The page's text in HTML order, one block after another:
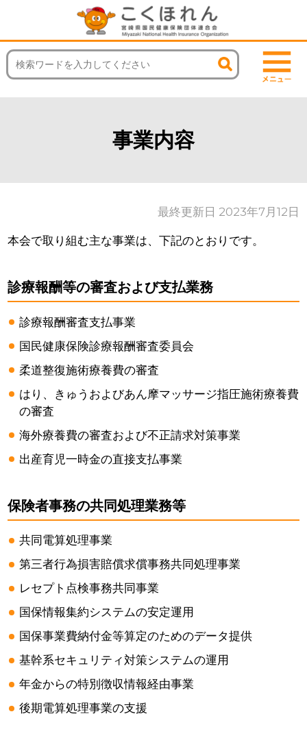
事業内容
最終更新日 2023年7月12日
本会で取り組む主な事業は、下記のとおりです。
診療報酬等の審査および支払業務
診療報酬審査支払事業
国民健康保険診療報酬審査委員会
柔道整復施術療養費の審査
はり、きゅうおよびあん摩マッサージ指圧施術療養費
の審査
海外療養費の審査および不正請求対策事業
出産育児一時金の直接支払事業
保険者事務の共同処理業務等
共同電算処理事業
第三者行為損害賠償求償事務共同処理事業
レセプト点検事務共同事業
国保情報集約システムの安定運用
国保事業費納付金等算定のためのデータ提供
基幹系セキュリティ対策システムの運用
年金からの特別徴収情報経由事業
後期電算処理事業の支援